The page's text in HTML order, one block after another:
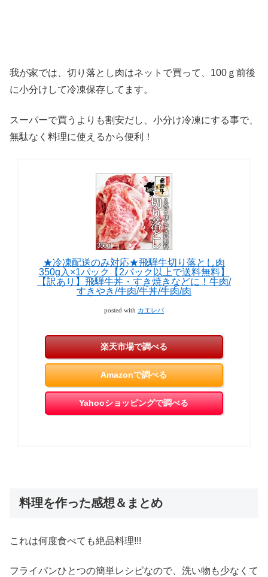
我が家では、切り落とし肉はネットで買って、100ｇ前後
に小分けして冷凍保存してます。
スーパーで買うよりも割安だし、小分け冷凍にする事で、
無駄なく料理に使えるから便利！
★冷凍配送のみ対応★飛騨牛切り落とし肉
350g入×1パック【2パック以上で送料無料】
【訳あり】飛騨牛丼・すき焼きなどに！牛肉/
すきやき/牛肉/牛丼/牛肉/肉
posted with カエレバ
楽天市場で調べる
Amazonで調べる
Yahooショッピングで調べる
料理を作った感想＆まとめ
これは何度食べても絶品料理!!!
フライパンひとつの簡単レシピなので、洗い物も少なくて